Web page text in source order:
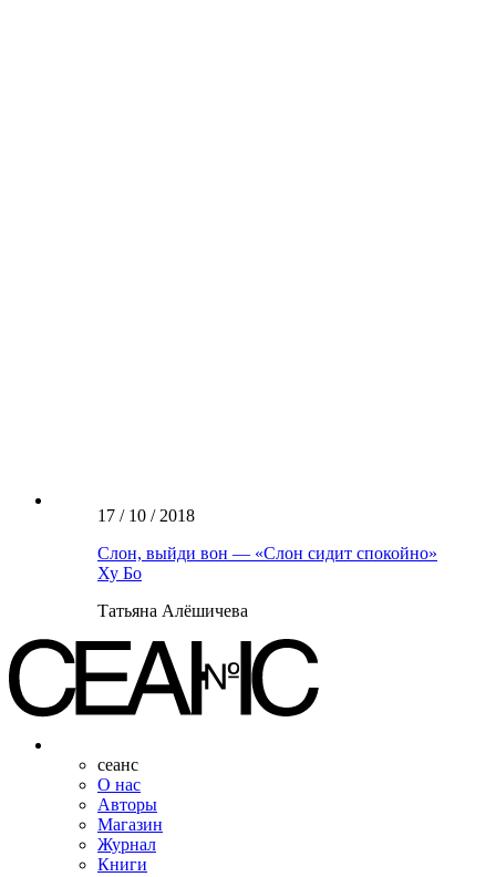
17 / 10 / 2018
Слон, выйди вон — «Слон сидит спокойно»
Ху Бо
Татьяна Алёшичева
сеанс
О нас
Авторы
Магазин
Журнал
Книги